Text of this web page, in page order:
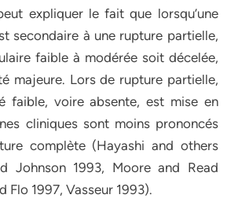
expliquer le fait que lorsqu’une
secondaire à une rupture partielle,
faible à modérée soit décelée,
majeure. Lors de rupture partielle,
faible, voire absente, est mise en
cliniques sont moins prononcés
complète (Hayashi and others
Johnson 1993, Moore and Read
Flo 1997, Vasseur 1993).